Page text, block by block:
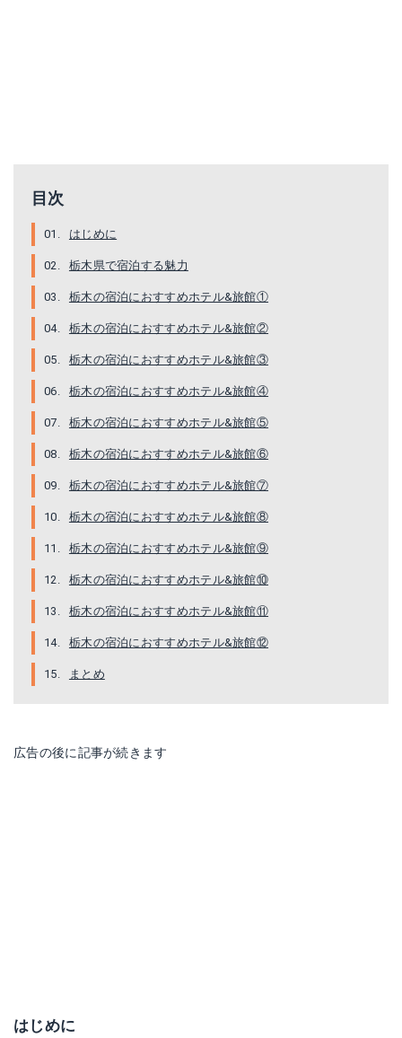
目次
はじめに
栃木県で宿泊する魅力
栃木の宿泊におすすめホテル&旅館①
栃木の宿泊におすすめホテル&旅館②
栃木の宿泊におすすめホテル&旅館③
栃木の宿泊におすすめホテル&旅館④
栃木の宿泊におすすめホテル&旅館⑤
栃木の宿泊におすすめホテル&旅館⑥
栃木の宿泊におすすめホテル&旅館⑦
栃木の宿泊におすすめホテル&旅館⑧
栃木の宿泊におすすめホテル&旅館⑨
栃木の宿泊におすすめホテル&旅館⑩
栃木の宿泊におすすめホテル&旅館⑪
栃木の宿泊におすすめホテル&旅館⑫
まとめ
広告の後に記事が続きます
はじめに